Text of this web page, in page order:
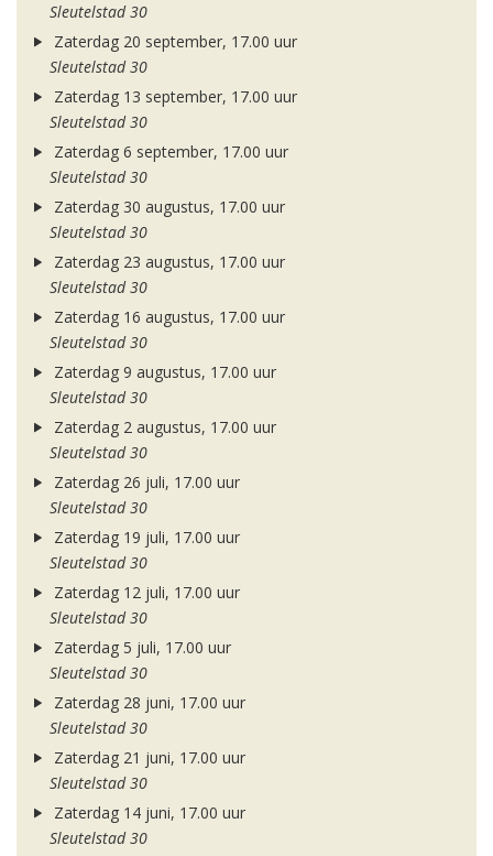
Sleutelstad 30
Zaterdag 20 september, 17.00 uur
Sleutelstad 30
Zaterdag 13 september, 17.00 uur
Sleutelstad 30
Zaterdag 6 september, 17.00 uur
Sleutelstad 30
Zaterdag 30 augustus, 17.00 uur
Sleutelstad 30
Zaterdag 23 augustus, 17.00 uur
Sleutelstad 30
Zaterdag 16 augustus, 17.00 uur
Sleutelstad 30
Zaterdag 9 augustus, 17.00 uur
Sleutelstad 30
Zaterdag 2 augustus, 17.00 uur
Sleutelstad 30
Zaterdag 26 juli, 17.00 uur
Sleutelstad 30
Zaterdag 19 juli, 17.00 uur
Sleutelstad 30
Zaterdag 12 juli, 17.00 uur
Sleutelstad 30
Zaterdag 5 juli, 17.00 uur
Sleutelstad 30
Zaterdag 28 juni, 17.00 uur
Sleutelstad 30
Zaterdag 21 juni, 17.00 uur
Sleutelstad 30
Zaterdag 14 juni, 17.00 uur
Sleutelstad 30